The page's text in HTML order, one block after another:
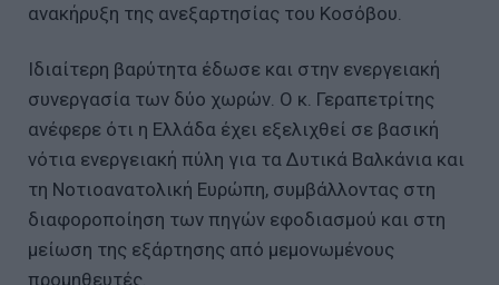
ανακήρυξη της ανεξαρτησίας του Κοσόβου.
Ιδιαίτερη βαρύτητα έδωσε και στην ενεργειακή
συνεργασία των δύο χωρών. Ο κ. Γεραπετρίτης
ανέφερε ότι η Ελλάδα έχει εξελιχθεί σε βασική
νότια ενεργειακή πύλη για τα Δυτικά Βαλκάνια και
τη Νοτιοανατολική Ευρώπη, συμβάλλοντας στη
διαφοροποίηση των πηγών εφοδιασμού και στη
μείωση της εξάρτησης από μεμονωμένους
προμηθευτές.